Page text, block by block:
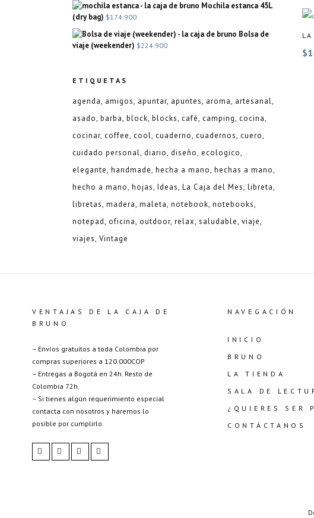
Mochila estanca 45L
(dry bag) $174.900
Bolsa de
viaje (weekender) $224.900
ETIQUETAS
agenda amigos apuntar apuntes aroma artesanal
asado barba block blocks café camping cocina
cocinar coffee cool cuaderno cuadernos cuero
cuidado personal diario diseño ecologico
elegante handmade hecha a mano hechas a mano
hecho a mano hojas Ideas La Caja del Mes libreta
libretas madera maleta notebook notebooks
notepad oficina outdoor relax saludable viaje
viajes Vintage
$
VENTAJAS DE LA CAJA DE
BRUNO
– Envíos gratuitos a toda Colombia por
compras superiores a 120.000COP
– Entregas a Bogotá en 24h. Resto de
Colombia 72h.
– Si tienes algún requerimiento especial
contacta con nosotros y haremos lo
posible por cumplirlo.
NAVEGACIÓN
INICIO
BRUNO
LA TIENDA
SALA DE
¿QUIERES SER
CONTÁCTANOS